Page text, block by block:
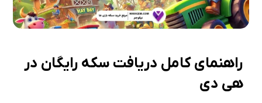
راهنمای کامل دریافت سکه رایگان در
هی دی